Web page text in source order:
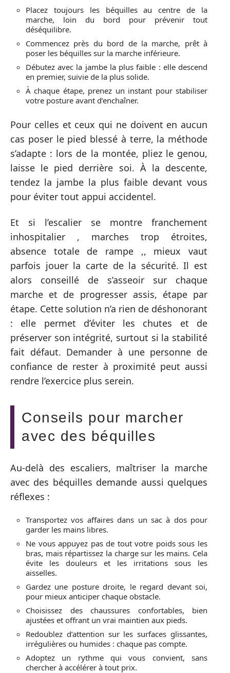
Placez toujours les béquilles au centre de la
marche, loin du bord pour prévenir tout
déséquilibre.
Commencez près du bord de la marche, prêt à
poser les béquilles sur la marche inférieure.
Débutez avec la jambe la plus faible : elle descend
en premier, suivie de la plus solide.
À chaque étape, prenez un instant pour stabiliser
votre posture avant d’enchaîner.
Pour celles et ceux qui ne doivent en aucun
cas poser le pied blessé à terre, la méthode
s’adapte : lors de la montée, pliez le genou,
laisse le pied derrière soi. À la descente,
tendez la jambe la plus faible devant vous
pour éviter tout appui accidentel.
Et si l’escalier se montre franchement
inhospitalier , marches trop étroites,
absence totale de rampe ,, mieux vaut
parfois jouer la carte de la sécurité. Il est
alors conseillé de s’asseoir sur chaque
marche et de progresser assis, étape par
étape. Cette solution n’a rien de déshonorant
: elle permet d’éviter les chutes et de
préserver son intégrité, surtout si la stabilité
fait défaut. Demander à une personne de
confiance de rester à proximité peut aussi
rendre l’exercice plus serein.
Conseils pour marcher
avec des béquilles
Au-delà des escaliers, maîtriser la marche
avec des béquilles demande aussi quelques
réflexes :
Transportez vos affaires dans un sac à dos pour
garder les mains libres.
Ne vous appuyez pas de tout votre poids sous les
bras, mais répartissez la charge sur les mains. Cela
évite les douleurs et les irritations sous les
aisselles.
Gardez une posture droite, le regard devant soi,
pour mieux anticiper chaque obstacle.
Choisissez des chaussures confortables, bien
ajustées et offrant un vrai maintien aux pieds.
Redoublez d’attention sur les surfaces glissantes,
irrégulières ou humides : chaque pas compte.
Adoptez un rythme qui vous convient, sans
chercher à accélérer à tout prix.